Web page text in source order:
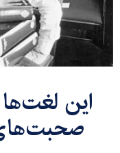
این
صحبت‌های